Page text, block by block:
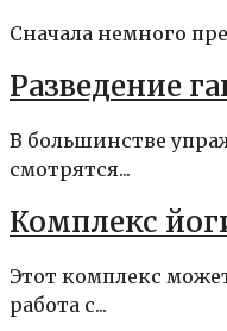
Сначала немного
Разведение
В большинстве
смотрятся...
Комплекс
Этот комплекс
работа с...